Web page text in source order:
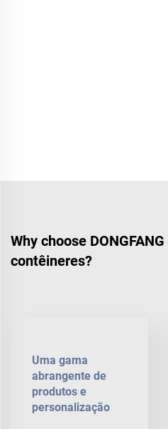
Why choose
contêineres?
Uma gama
abrangente de
produtos e
personalização